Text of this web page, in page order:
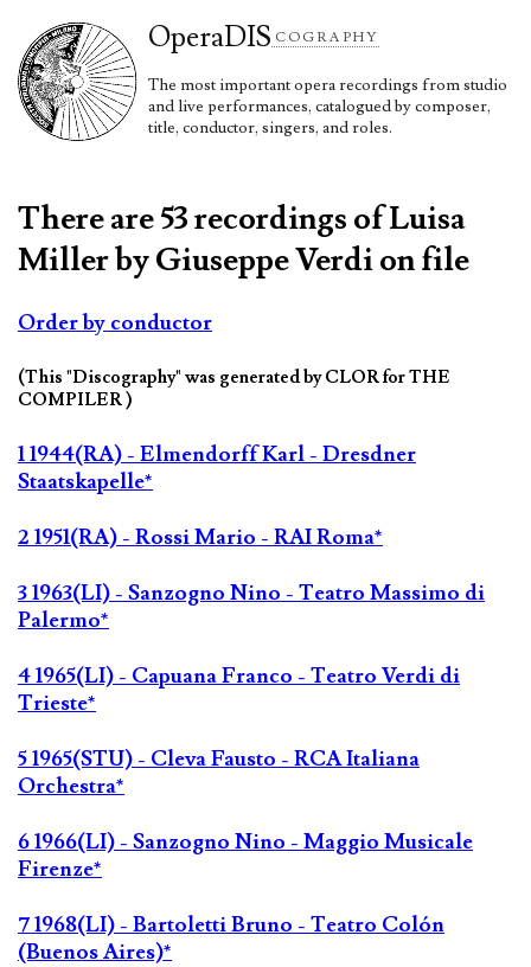
OperaDIS COGRAPHY
The most important opera recordings from studio
and live performances, catalogued by composer,
title, conductor, singers, and roles.
There are 53 recordings of Luisa
Miller by Giuseppe Verdi on file
Order by conductor
(This "Discography" was generated by CLOR for THE
COMPILER )
1 1944(RA) - Elmendorff Karl - Dresdner
Staatskapelle*
2 1951(RA) - Rossi Mario - RAI Roma*
3 1963(LI) - Sanzogno Nino - Teatro Massimo di
Palermo*
4 1965(LI) - Capuana Franco - Teatro Verdi di
Trieste*
5 1965(STU) - Cleva Fausto - RCA Italiana
Orchestra*
6 1966(LI) - Sanzogno Nino - Maggio Musicale
Firenze*
7 1968(LI) - Bartoletti Bruno - Teatro Colón
(Buenos Aires)*